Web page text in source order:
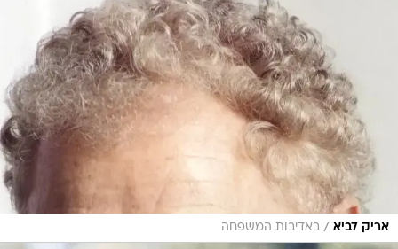
אריק לביא / באדיבות המשפחה